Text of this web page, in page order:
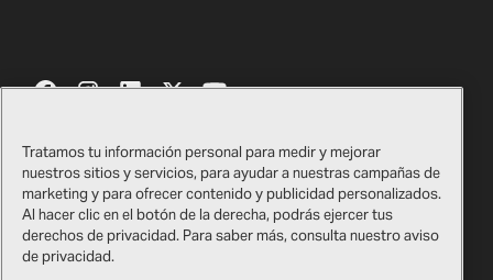
Contáctenos
Tienda de regalos de Bell​​​​​​​
Proveedores
Certificados
Información legal
Tratamos tu información personal para medir y mejorar
nuestros sitios y servicios, para ayudar a nuestras campañas de
marketing y para ofrecer contenido y publicidad personalizados.
Al hacer clic en el botón de la derecha, podrás ejercer tus
derechos de privacidad. Para saber más, consulta nuestro aviso
de privacidad.